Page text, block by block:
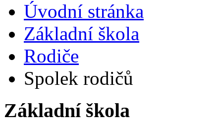
Úvodní stránka
Základní škola
Rodiče
Spolek rodičů
Základní škola